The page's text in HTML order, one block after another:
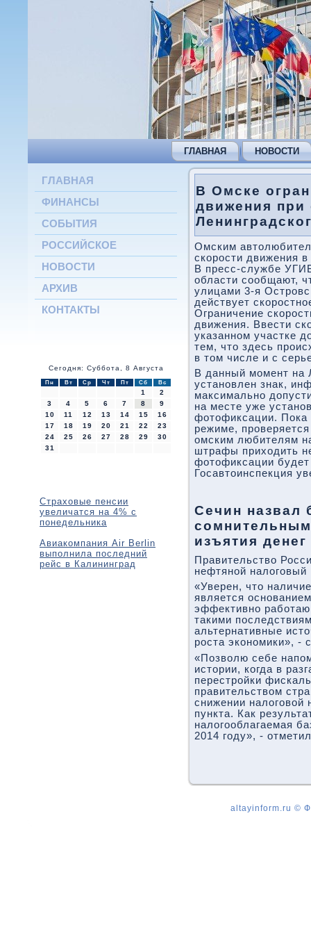
ГЛАВНАЯ НОВОСТИ
ГЛАВНАЯ
ФИНАНСЫ
СОБЫТИЯ
РОССИЙСКОЕ
НОВОСТИ
АРХИВ
КОНТАКТЫ
Сегодня: Суббота, 8 Августа
Пн Вт Ср Чт Пт Сб Вс
1
2
3
4 5 6 7 8
9
10
11 12 13 14 15
16
17
18 19 20 21 22
23
24
25 26 27 28 29
30
31
Страховые пенсии
увеличатся на 4% с
понедельника
Авиакомпания Air Berlin
выполнила последний
рейс в Калининград
В Омске
движения при
Омским
скорости движения
В пресс-службе
области сообщают,
улицами 3-я
действует
Ограничение
движения. Ввести
указанном участке
тем, что здесь
в том числе и с
В данный момент на
установлен знак,
максимально
на месте уже
фотофиксации. Пока
режиме,
омским любителям
штрафы приходить
фотофиксации
Госавтоинспекция
Сечин назвал
изъятия
Правительство
нефтяной налоговый
«Уверен, что
является
эффективно
такими
альтернативные
роста экономики», -
«Позволю себе
истории, когда в
перестройки
правительством
снижении налоговой
пункта. Как
налогооблагаемая
2014 году», -
altayinform.ru ©